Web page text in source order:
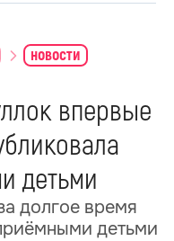
новости
впервые
детьми
долгое время
детьми